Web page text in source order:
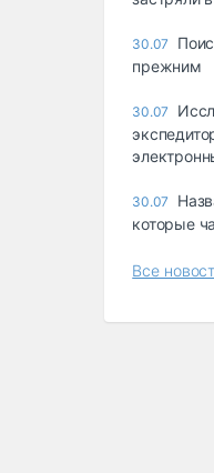
30.07
прежним
30.07
30.07
которые
Все